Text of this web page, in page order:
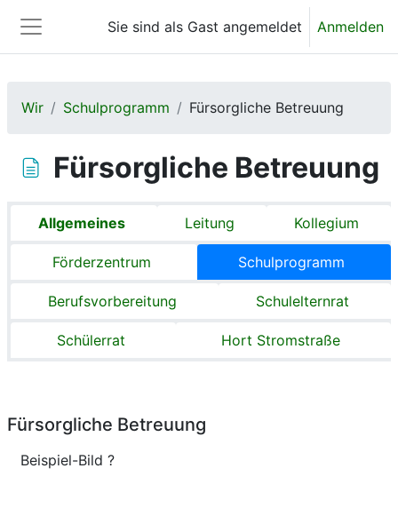
Website-Übersicht
Sie sind als Gast angemeldet Anmelden
Wir Schulprogramm Fürsorgliche Betreuung
Fürsorgliche Betreuung
Abschnittsübersicht
Allgemeines Leitung Kollegium
Förderzentrum Schulprogramm
Berufsvorbereitung Schulelternrat
Schülerrat Hort Stromstraße
Fürsorgliche Betreuung
Beispiel-Bild ?